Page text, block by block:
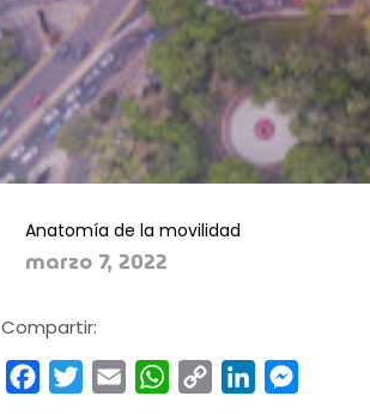
Anatomía de la movilidad
marzo 7, 2022
Compartir:
FacebookTwitterEmail WhatsApp
Copy
LinkedIn